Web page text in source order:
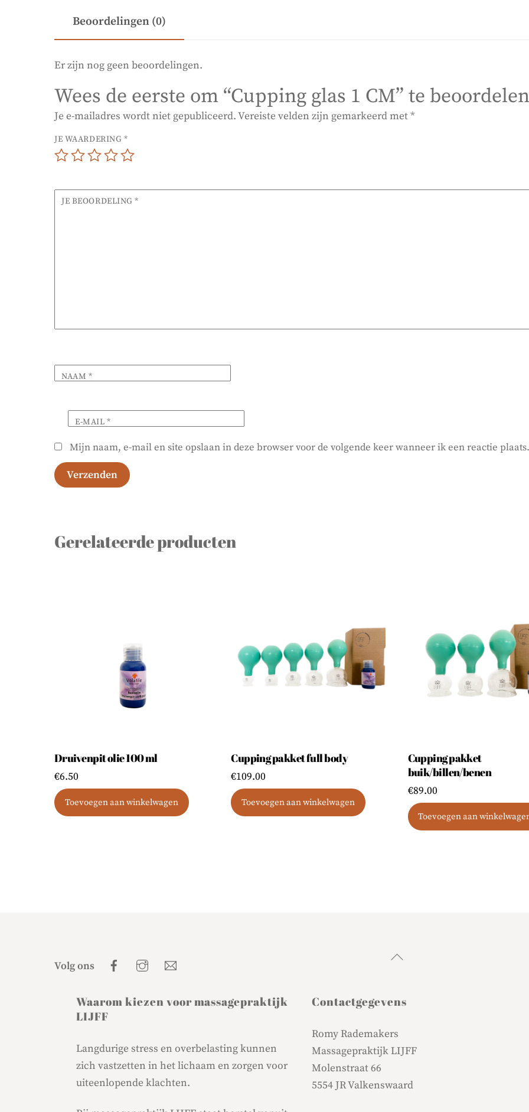
Beoordelingen (0)
Er zijn nog geen beoordelingen.
Wees de eerste om “Cupping glas 1 CM” te beoordelen
Je e-mailadres wordt niet gepubliceerd.Vereiste velden zijn gemarkeerd met*
JE WAARDERING *
JE BEOORDELING*
NAAM *
E-MAIL*
Mijn naam, e-mail en site opslaan in deze browser voor de volgende keer wanneer ik een reactie plaats.
Gerelateerde producten
Druivenpit olie 100 ml
€6.50
Toevoegen aan winkelwagen
Cupping pakket full body
€109.00
Toevoegen aan winkelwagen
Cupping pakket
buik/billen/benen
€89.00
Toevoegen aan
Back
Volg ons
FacebookInstagram
Waarom kiezen voor massagepraktijk
LIJFF
Langdurige stress en overbelasting kunnen
zich vastzetten in het lichaam en zorgen voor
uiteenlopende klachten.
Contactgegevens
Romy Rademakers
Massagepraktijk LIJFF
Molenstraat 66
5554 JR Valkenswaard